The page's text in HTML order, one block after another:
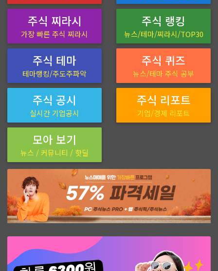
주식 찌라시
가장 빠른 주식 찌라시
주식 랭킹
뉴스/테마/찌라시/TOP30
주식 테마
테마랭킹/주도주파악
주식 퀴즈
뉴스/테마 주식 공부
주식 공시
실시간 기업공시
주식 리포트
기업/경제 리포트
모아 보기
뉴스 / 커뮤니티 / 핫딜